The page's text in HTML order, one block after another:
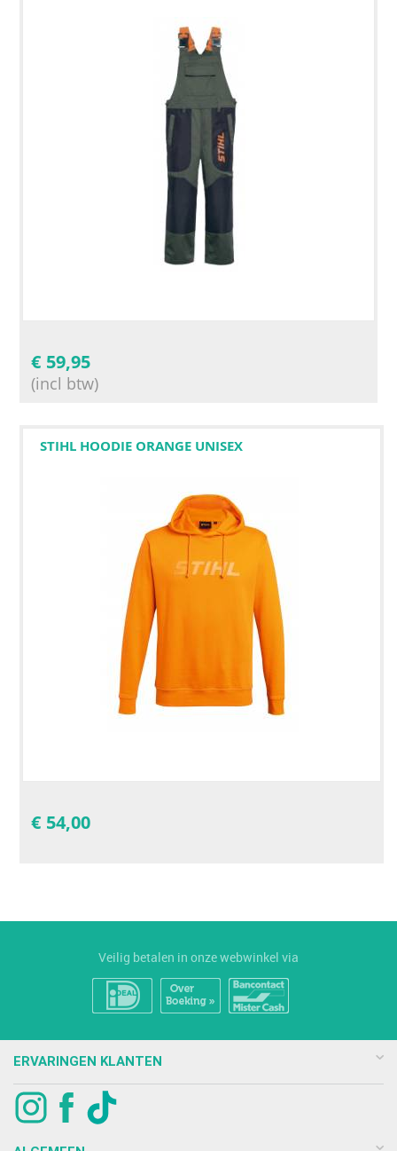
€ 59,95
(incl btw)
STIHL HOODIE ORANGE UNISEX
€ 54,00
Veilig betalen in onze webwinkel via
ERVARINGEN KLANTEN